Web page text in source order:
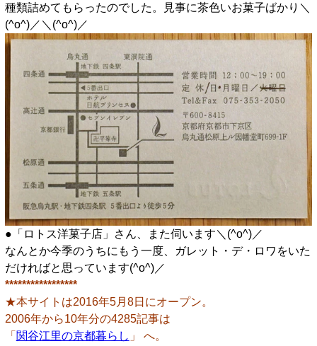
種類詰めてもらったのでした。見事に茶色いお菓子ばかり＼
(^o^)／＼(^o^)／
●「ロトス洋菓子店」さん、また伺います＼(^o^)／
なんとか今季のうちにもう一度、ガレット・デ・ロワをいた
だければと思っています(^o^)／
*****************
★本サイトは2016年5月8日にオープン。
2006年から10年分の4285記事は
「 関谷江里の京都暮らし 」 へ。